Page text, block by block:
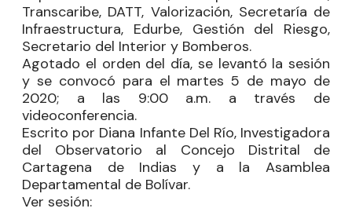
Transcaribe, DATT, Valorización, Secretaría de
Infraestructura, Edurbe, Gestión del Riesgo,
Secretario del Interior y Bomberos.
Agotado el orden del día, se levantó la sesión
y se convocó para el martes 5 de mayo de
2020; a las 9:00 a.m. a través de
videoconferencia.
Escrito por Diana Infante Del Río, Investigadora
del Observatorio al Concejo Distrital de
Cartagena de Indias y a la Asamblea
Departamental de Bolívar.
Ver sesión: